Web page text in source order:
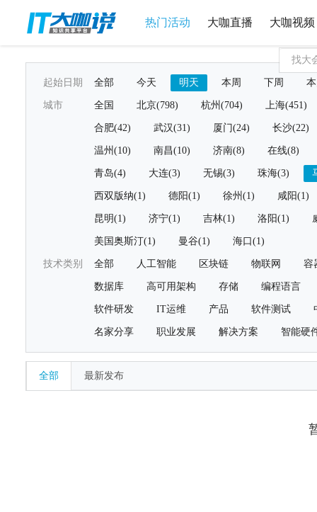
热门活动 大咖直播 大咖视频
起始日期 全部 今天 明天 本周 下周
城市 全国 北京(798) 杭州(704) 上海(451)
合肥(42) 武汉(31) 厦门(24) 长沙(22)
温州(10) 南昌(10) 济南(8) 在线(8)
青岛(4) 大连(3) 无锡(3) 珠海(3)
西双版纳(1) 德阳(1) 徐州(1) 咸阳(1)
昆明(1) 济宁(1) 吉林(1) 洛阳(1)
美国奥斯汀(1) 曼谷(1) 海口(1)
技术类别 全部 人工智能 区块链 物联网 容
数据库 高可用架构 存储 编程语言
软件研发 IT运维 产品 软件测试
名家分享 职业发展 解决方案 智能硬
全部 最新发布